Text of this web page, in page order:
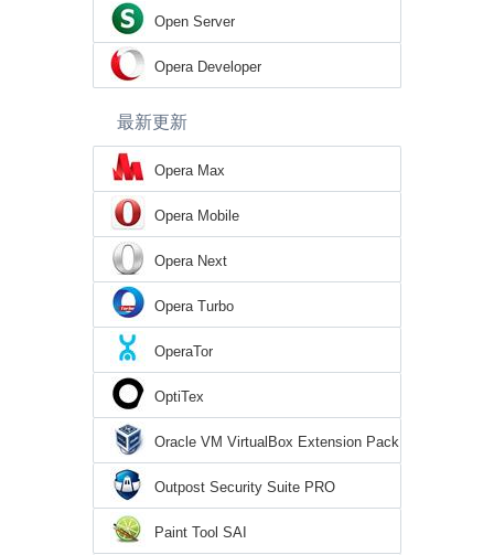
Open Server
Opera Developer
最新更新
Opera Max
Opera Mobile
Opera Next
Opera Turbo
OperaTor
OptiTex
Oracle VM VirtualBox Extension Pack
Outpost Security Suite PRO
Paint Tool SAI